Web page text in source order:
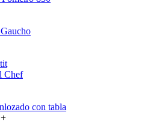
Chef
con tabla
+